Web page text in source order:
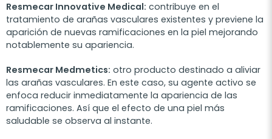
Resmecar Innovative Medical: contribuye en el
tratamiento de arañas vasculares existentes y previene la
aparición de nuevas ramificaciones en la piel mejorando
notablemente su apariencia.
Resmecar Medmetics: otro producto destinado a aliviar
las arañas vasculares. En este caso, su agente activo se
enfoca reducir inmediatamente la apariencia de las
ramificaciones. Así que el efecto de una piel más
saludable se observa al instante.